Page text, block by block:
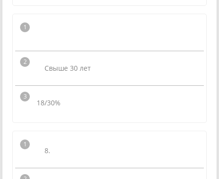
Свыше 30 лет
18/30%
8.